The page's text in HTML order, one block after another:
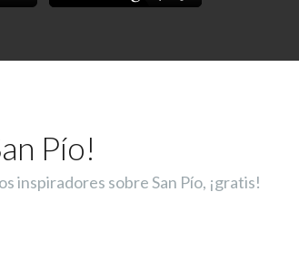
Pío!
inspiradores sobre San Pío, ¡gratis!